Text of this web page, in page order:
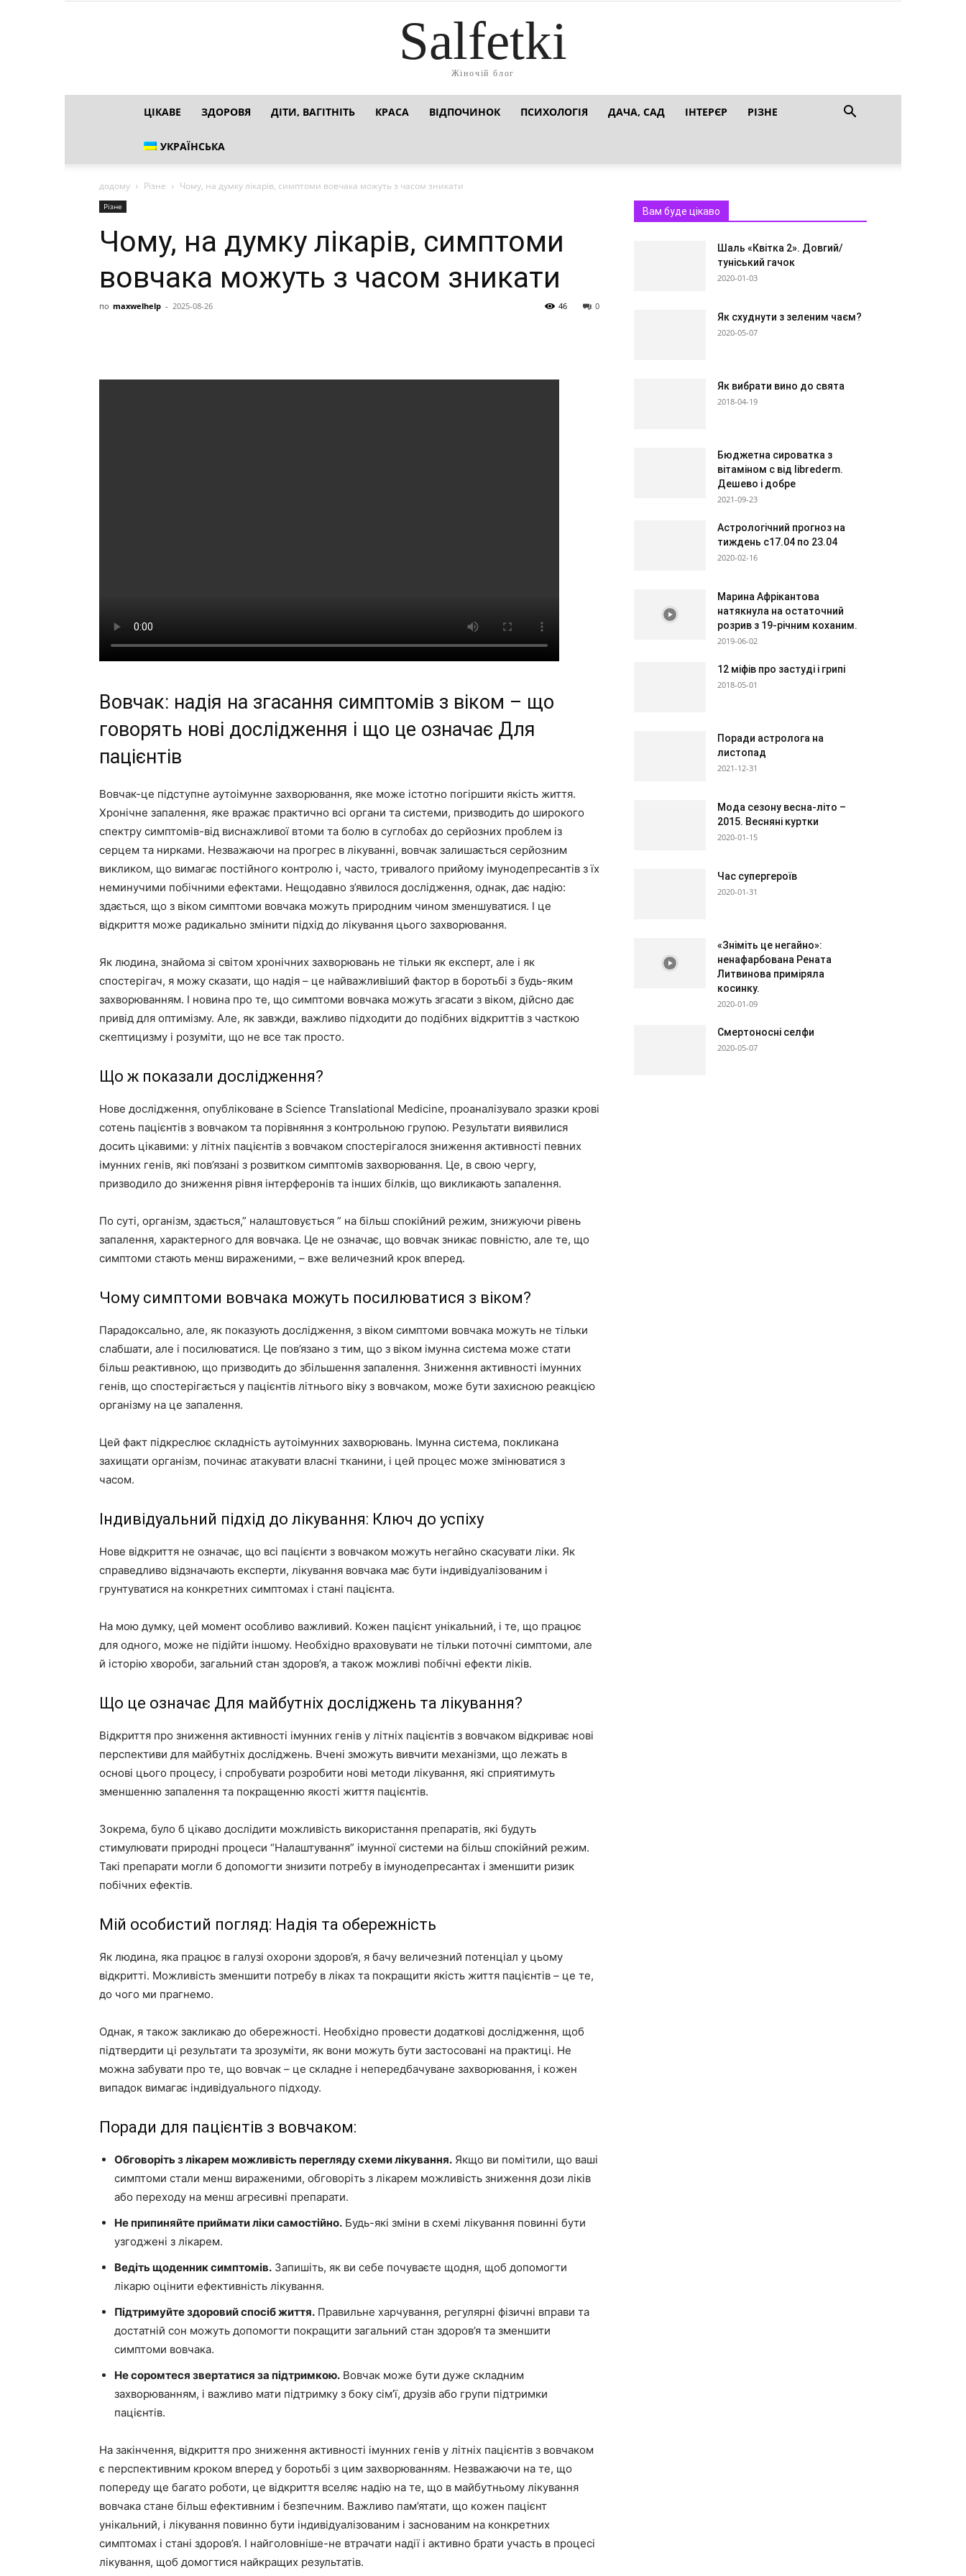
Salfetki
Жіночій блог
ЦІКАВЕ ЗДОРОВЯ ДІТИ, ВАГІТНІТЬ КРАСА ВІДПОЧИНОК ПСИХОЛОГІЯ ДАЧА, САД ІНТЕРЄР РІЗНЕ
УКРАЇНСЬКА
додому Різне Чому, на думку лікарів, симптоми вовчака можуть з часом зникати
Різне
Чому, на думку лікарів, симптоми
вовчака можуть з часом зникати
по maxwelhelp - 2025-08-26 0
46
Вовчак: надія на згасання симптомів з віком – що
говорять нові дослідження і що це означає Для
пацієнтів
Вовчак-це підступне аутоімунне захворювання, яке може істотно погіршити якість життя.
Хронічне запалення, яке вражає практично всі органи та системи, призводить до широкого
спектру симптомів-від виснажливої втоми та болю в суглобах до серйозних проблем із
серцем та нирками. Незважаючи на прогрес в лікуванні, вовчак залишається серйозним
викликом, що вимагає постійного контролю і, часто, тривалого прийому імунодепресантів з їх
неминучими побічними ефектами. Нещодавно з’явилося дослідження, однак, дає надію:
здається, що з віком симптоми вовчака можуть природним чином зменшуватися. І це
відкриття може радикально змінити підхід до лікування цього захворювання.
Як людина, знайома зі світом хронічних захворювань не тільки як експерт, але і як
спостерігач, я можу сказати, що надія – це найважливіший фактор в боротьбі з будь-яким
захворюванням. І новина про те, що симптоми вовчака можуть згасати з віком, дійсно дає
привід для оптимізму. Але, як завжди, важливо підходити до подібних відкриттів з часткою
скептицизму і розуміти, що не все так просто.
Що ж показали дослідження?
Нове дослідження, опубліковане в Science Translational Medicine, проаналізувало зразки крові
сотень пацієнтів з вовчаком та порівняння з контрольною групою. Результати виявилися
досить цікавими: у літніх пацієнтів з вовчаком спостерігалося зниження активності певних
імунних генів, які пов’язані з розвитком симптомів захворювання. Це, в свою чергу,
призводило до зниження рівня інтерферонів та інших білків, що викликають запалення.
По суті, організм, здається,” налаштовується ” на більш спокійний режим, знижуючи рівень
запалення, характерного для вовчака. Це не означає, що вовчак зникає повністю, але те, що
симптоми стають менш вираженими, – вже величезний крок вперед.
Чому симптоми вовчака можуть посилюватися з віком?
Парадоксально, але, як показують дослідження, з віком симптоми вовчака можуть не тільки
слабшати, але і посилюватися. Це пов’язано з тим, що з віком імунна система може стати
більш реактивною, що призводить до збільшення запалення. Зниження активності імунних
генів, що спостерігається у пацієнтів літнього віку з вовчаком, може бути захисною реакцією
організму на це запалення.
Цей факт підкреслює складність аутоімунних захворювань. Імунна система, покликана
захищати організм, починає атакувати власні тканини, і цей процес може змінюватися з
часом.
Індивідуальний підхід до лікування: Ключ до успіху
Нове відкриття не означає, що всі пацієнти з вовчаком можуть негайно скасувати ліки. Як
справедливо відзначають експерти, лікування вовчака має бути індивідуалізованим і
грунтуватися на конкретних симптомах і стані пацієнта.
На мою думку, цей момент особливо важливий. Кожен пацієнт унікальний, і те, що працює
для одного, може не підійти іншому. Необхідно враховувати не тільки поточні симптоми, але
й історію хвороби, загальний стан здоров’я, а також можливі побічні ефекти ліків.
Що це означає Для майбутніх досліджень та лікування?
Відкриття про зниження активності імунних генів у літніх пацієнтів з вовчаком відкриває нові
перспективи для майбутніх досліджень. Вчені зможуть вивчити механізми, що лежать в
основі цього процесу, і спробувати розробити нові методи лікування, які сприятимуть
зменшенню запалення та покращенню якості життя пацієнтів.
Зокрема, було б цікаво дослідити можливість використання препаратів, які будуть
стимулювати природні процеси “Налаштування” імунної системи на більш спокійний режим.
Такі препарати могли б допомогти знизити потребу в імунодепресантах і зменшити ризик
побічних ефектів.
Мій особистий погляд: Надія та обережність
Як людина, яка працює в галузі охорони здоров’я, я бачу величезний потенціал у цьому
відкритті. Можливість зменшити потребу в ліках та покращити якість життя пацієнтів – це те,
до чого ми прагнемо.
Однак, я також закликаю до обережності. Необхідно провести додаткові дослідження, щоб
підтвердити ці результати та зрозуміти, як вони можуть бути застосовані на практиці. Не
можна забувати про те, що вовчак – це складне і непередбачуване захворювання, і кожен
випадок вимагає індивідуального підходу.
Поради для пацієнтів з вовчаком:
Обговоріть з лікарем можливість перегляду схеми лікування. Якщо ви помітили, що ваші
симптоми стали менш вираженими, обговоріть з лікарем можливість зниження дози ліків
або переходу на менш агресивні препарати.
Не припиняйте приймати ліки самостійно. Будь-які зміни в схемі лікування повинні бути
узгоджені з лікарем.
Ведіть щоденник симптомів. Запишіть, як ви себе почуваєте щодня, щоб допомогти
лікарю оцінити ефективність лікування.
Підтримуйте здоровий спосіб життя. Правильне харчування, регулярні фізичні вправи та
достатній сон можуть допомогти покращити загальний стан здоров’я та зменшити
симптоми вовчака.
Не соромтеся звертатися за підтримкою. Вовчак може бути дуже складним
захворюванням, і важливо мати підтримку з боку сім’ї, друзів або групи підтримки
пацієнтів.
На закінчення, відкриття про зниження активності імунних генів у літніх пацієнтів з вовчаком
є перспективним кроком вперед у боротьбі з цим захворюванням. Незважаючи на те, що
попереду ще багато роботи, це відкриття вселяє надію на те, що в майбутньому лікування
вовчака стане більш ефективним і безпечним. Важливо пам’ятати, що кожен пацієнт
унікальний, і лікування повинно бути індивідуалізованим і заснованим на конкретних
симптомах і стані здоров’я. І найголовніше-не втрачати надії і активно брати участь в процесі
лікування, щоб домогтися найкращих результатів.
Вам буде цікаво
Шаль «Квітка 2». Довгий/
туніський гачок
2020-01-03
Як схуднути з зеленим чаєм?
2020-05-07
Як вибрати вино до свята
2018-04-19
Бюджетна сироватка з
вітаміном с від librederm.
Дешево і добре
2021-09-23
Астрологічний прогноз на
тиждень с17.04 по 23.04
2020-02-16
Марина Афрікантова
натякнула на остаточний
розрив з 19-річним коханим.
2019-06-02
12 міфів про застуді і грипі
2018-05-01
Поради астролога на
листопад
2021-12-31
Мода сезону весна-літо –
2015. Весняні куртки
2020-01-15
Час супергероїв
2020-01-31
«Зніміть це негайно»:
ненафарбована Рената
Литвинова приміряла
косинку.
2020-01-09
Смертоносні селфи
2020-05-07